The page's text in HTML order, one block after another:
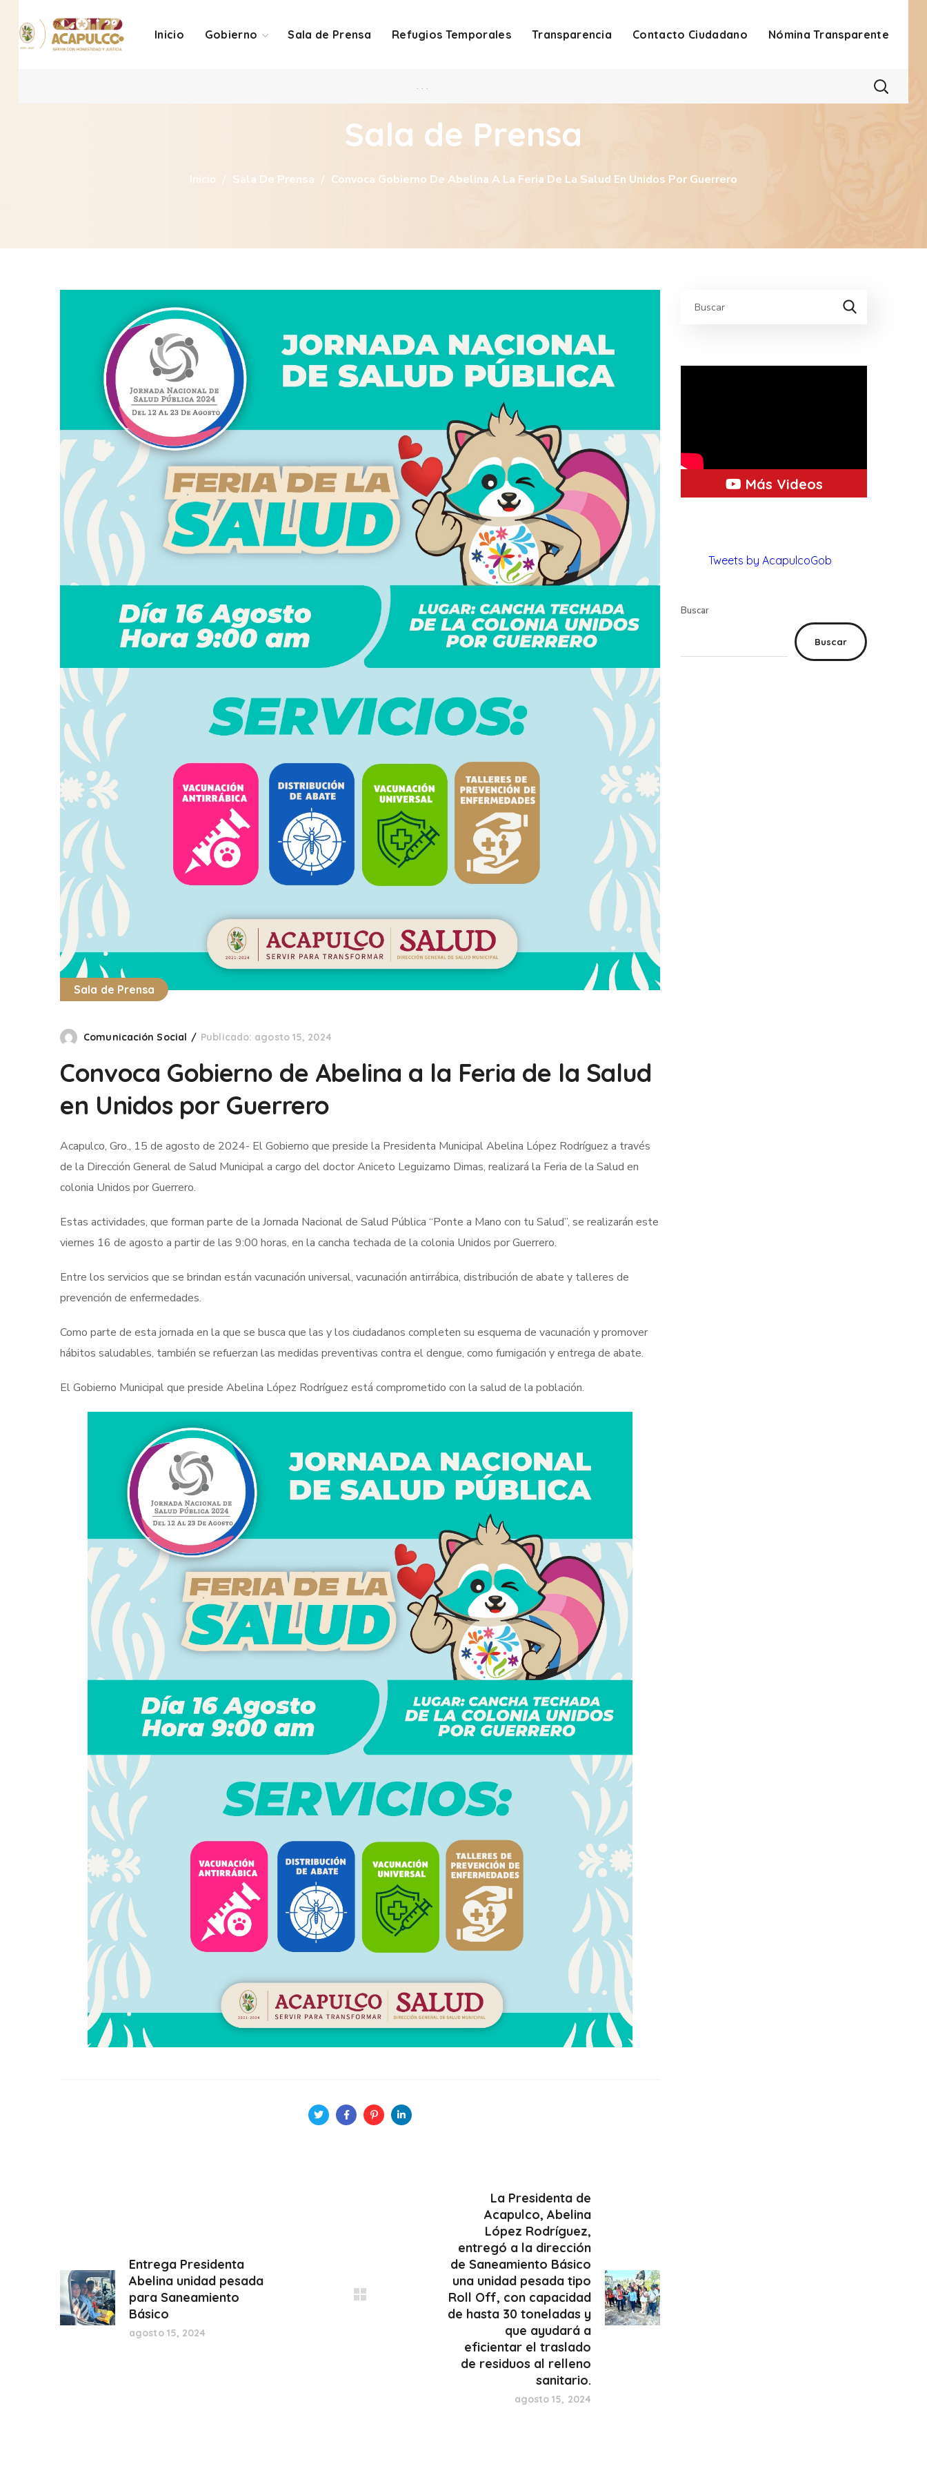
Inicio Gobierno Sala de Prensa Refugios Temporales Transparencia Contacto Ciudadano Nómina Transparente
. . .
Sala de Prensa
Inicio Sala De Prensa Convoca Gobierno De Abelina A La Feria De La Salud En Unidos Por Guerrero
Sala de Prensa
Comunicación Social Publicado: agosto 15, 2024
Convoca Gobierno de Abelina a la Feria de la Salud
en Unidos por Guerrero
Acapulco, Gro., 15 de agosto de 2024- El Gobierno que preside la Presidenta Municipal Abelina López Rodríguez a través
de la Dirección General de Salud Municipal a cargo del doctor Aniceto Leguizamo Dimas, realizará la Feria de la Salud en
colonia Unidos por Guerrero.
Estas actividades, que forman parte de la Jornada Nacional de Salud Pública “Ponte a Mano con tu Salud”, se realizarán este
viernes 16 de agosto a partir de las 9:00 horas, en la cancha techada de la colonia Unidos por Guerrero.
Entre los servicios que se brindan están vacunación universal, vacunación antirrábica, distribución de abate y talleres de
prevención de enfermedades.
Como parte de esta jornada en la que se busca que las y los ciudadanos completen su esquema de vacunación y promover
hábitos saludables, también se refuerzan las medidas preventivas contra el dengue, como fumigación y entrega de abate.
El Gobierno Municipal que preside Abelina López Rodríguez está comprometido con la salud de la población.
Entrega Presidenta
Abelina unidad pesada
para Saneamiento
Básico
agosto 15, 2024
La Presidenta de
Acapulco, Abelina
López Rodríguez,
entregó a la dirección
de Saneamiento Básico
una unidad pesada tipo
Roll Off, con capacidad
de hasta 30 toneladas y
que ayudará a
eficientar el traslado
de residuos al relleno
sanitario.
agosto 15, 2024
Más Videos
Tweets by AcapulcoGob
Buscar
Buscar